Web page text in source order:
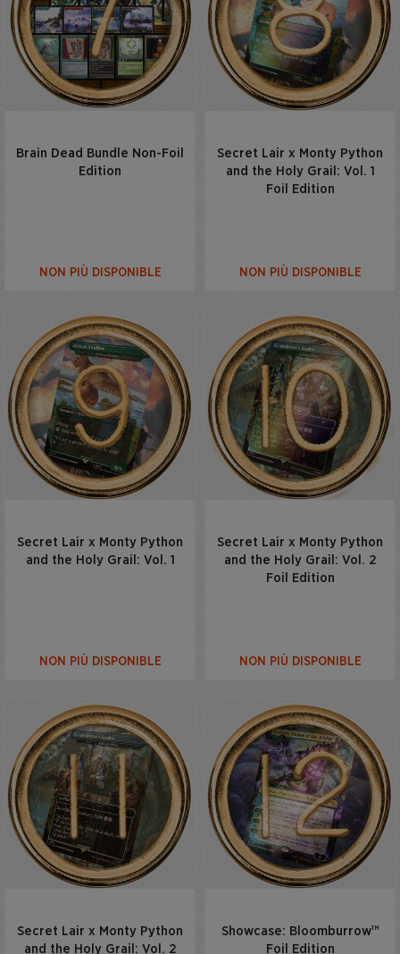
Brain Dead Bundle Non-Foil
Edition
NON PIÙ DISPONIBLE
Secret Lair x Monty Python
and the Holy Grail: Vol. 1
Foil Edition
NON PIÙ DISPONIBLE
Secret Lair x Monty Python
and the Holy Grail: Vol. 1
NON PIÙ DISPONIBLE
Secret Lair x Monty Python
and the Holy Grail: Vol. 2
Foil Edition
NON PIÙ DISPONIBLE
Secret Lair x Monty Python
and the Holy Grail: Vol. 2
Showcase: Bloomburrow™
Foil Edition